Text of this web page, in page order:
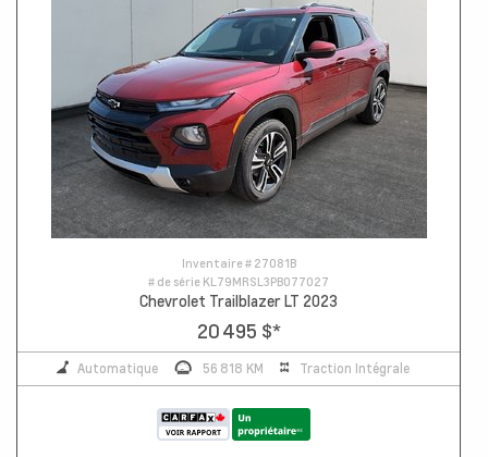
Inventaire # 27081B
# de série KL79MRSL3PB077027
Chevrolet Trailblazer LT 2023
20 495 $*
Automatique 56 818 KM Traction Intégrale